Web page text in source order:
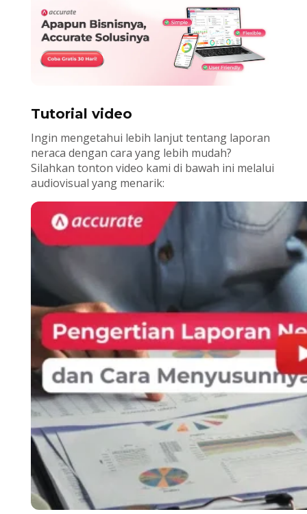
Tutorial video
Ingin mengetahui lebih lanjut tentang laporan
neraca dengan cara yang lebih mudah?
Silahkan tonton video kami di bawah ini melalui
audiovisual yang menarik: